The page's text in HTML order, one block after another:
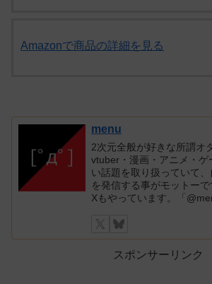
Amazonで商品の詳細を見る
menu
2次元全般が好きな所謂オ
vtuber・漫画・アニメ・ゲ
い話題を取り扱っていて
を発信する事がモットーで
Xもやっています。「
スポンサーリンク